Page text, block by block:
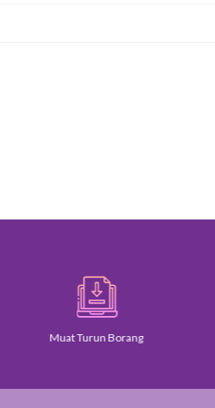
Muat Turun Borang